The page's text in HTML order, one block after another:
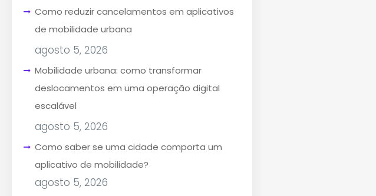
Como reduzir cancelamentos em aplicativos
de mobilidade urbana
agosto 5, 2026
Mobilidade urbana: como transformar
deslocamentos em uma operação digital
escalável
agosto 5, 2026
Como saber se uma cidade comporta um
aplicativo de mobilidade?
agosto 5, 2026